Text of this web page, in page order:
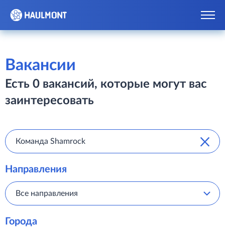
Вакансии
Есть 0 вакансий, которые могут вас
заинтересовать
Направления
Все направления
Города